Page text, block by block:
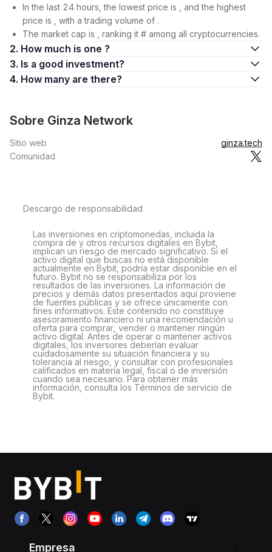
In the last 24 hours, the lowest price is , and the highest
price is , with a trading volume of .
The market cap is , ranking it # among all cryptocurrencies.
2. How much is one ?
3. Is a good investment?
4. How many are there?
Sobre Ginza Network
Sitio web
ginza.tech
Comunidad
Descargo de responsabilidad
Las inversiones en criptomonedas, incluida la
compra de y otros recursos digitales en Bybit,
implican un riesgo de mercado significativo. Si el
activo digital que buscas no está disponible
actualmente en Bybit, podría estar disponible en el
futuro. Bybit no se responsabiliza por los
resultados de las inversiones. La información de
precios y demás datos presentados aquí proviene
de fuentes públicas y se ofrece únicamente con
fines informativos. Este contenido no constituye
asesoramiento financiero ni una recomendación u
oferta para comprar, vender o mantener ningún
activo digital. Antes de operar o mantener activos
digitales, los inversores deberían evaluar
cuidadosamente su situación financiera y su
tolerancia al riesgo, y consultar con profesionales
calificados en materia legal, fiscal o de inversión
cuando sea necesario. Para obtener más
información, consulta los Términos de servicio de
Bybit.
Empresa